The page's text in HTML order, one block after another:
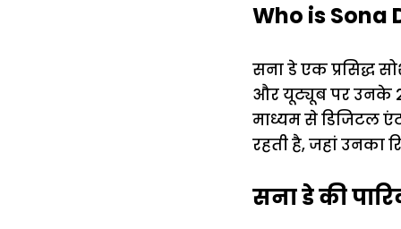
Who is Sona
सना डे एक प्रसिद्ध
और यूट्यूब पर उनके
माध्यम से डिजिटल
रहती है, जहां उनका
सना डे की